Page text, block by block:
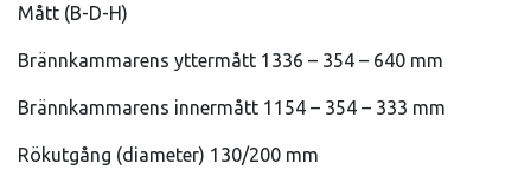
Mått (B-D-H)
Brännkammarens yttermått 1336 – 354 – 640 mm
Brännkammarens innermått 1154 – 354 – 333 mm
Rökutgång (diameter) 130/200 mm